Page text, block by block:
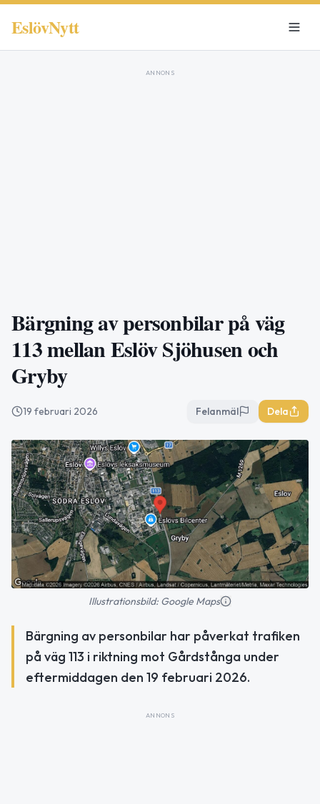
EslövNytt
ANNONS
Bärgning av personbilar på väg
113 mellan Eslöv Sjöhusen och
Gryby
19 februari 2026 Felanmäl Dela
Illustrationsbild: Google Maps
Bärgning av personbilar har påverkat trafiken
på väg 113 i riktning mot Gårdstånga under
eftermiddagen den 19 februari 2026.
ANNONS